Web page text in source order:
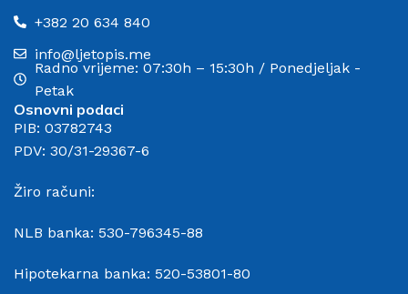
+382 20 634 840
info@ljetopis.me
Radno vrijeme: 07:30h – 15:30h / Ponedjeljak -
Petak
Osnovni podaci
PIB: 03782743
PDV: 30/31-29367-6
Žiro računi:
NLB banka: 530-796345-88
Hipotekarna banka: 520-53801-80